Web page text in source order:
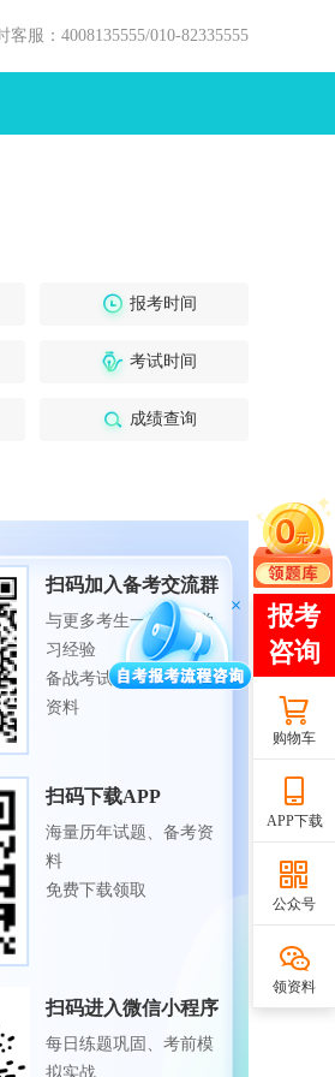
客服：4008135555/010-82335555
报考时间
考试时间
成绩查询
扫码加入备考交流群
与更多考生一起交流学
习经验
备战考试，获取试题及
资料
扫码下载APP
海量历年试题、备考资
料
免费下载领取
扫码进入微信小程序
每日练题巩固、考前模
拟实战
购物车
APP下载
公众号
领资料